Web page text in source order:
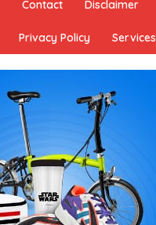
Contact Disclaimer
Privacy Policy Services